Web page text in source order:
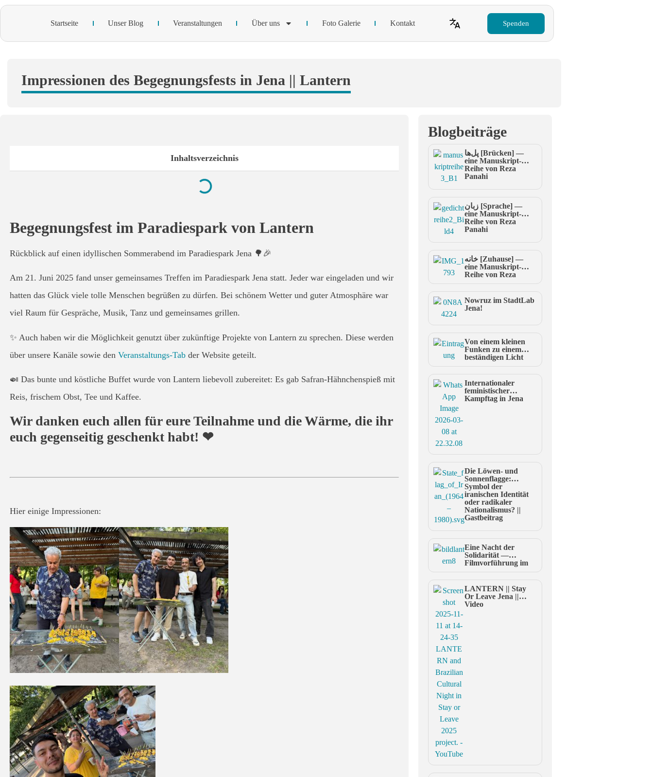
Startseite Unser Blog Veranstaltungen Über uns Foto Galerie Kontakt Spenden
Impressionen des Begegnungsfests in Jena || Lantern
Inhaltsverzeichnis
Begegnungsfest im Paradiespark von Lantern
Rückblick auf einen idyllischen Sommerabend im Paradiespark Jena 🌳🎉
Am 21. Juni 2025 fand unser gemeinsames Treffen im Paradiespark Jena statt. Jeder war eingeladen und wir
hatten das Glück viele tolle Menschen begrüßen zu dürfen. Bei schönem Wetter und guter Atmosphäre war
viel Raum für Gespräche, Musik, Tanz und gemeinsames grillen.
✨ Auch haben wir die Möglichkeit genutzt über zukünftige Projekte von Lantern zu sprechen. Diese werden
über unsere Kanäle sowie den Veranstaltungs-Tab der Website geteilt.
🍛 Das bunte und köstliche Buffet wurde von Lantern liebevoll zubereitet: Es gab Safran-Hähnchenspieß mit
Reis, frischem Obst, Tee und Kaffee.
Wir danken euch allen für eure Teilnahme und die Wärme, die ihr
euch gegenseitig geschenkt habt! ❤
Hier einige Impressionen:
Blogbeiträge
پل‌ها [Brücken] —
eine Manuskript-
Reihe von Reza
Panahi
زبان [Sprache] —
eine Manuskript-
Reihe von Reza
Panahi
خانه [Zuhause] —
eine Manuskript-
Reihe von Reza
Panahi
Nowruz im StadtLab
Jena!
Von einem kleinen
Funken zu einem
beständigen Licht
Internationaler
feministischer
Kampftag in Jena
Die Löwen- und
Sonnenflagge:
Symbol der
iranischen Identität
oder radikaler
Nationalismus? ||
Gastbeitrag
Eine Nacht der
Solidarität —
Filmvorführung im
Theatherhaus
LANTERN || Stay
Or Leave Jena ||
Video